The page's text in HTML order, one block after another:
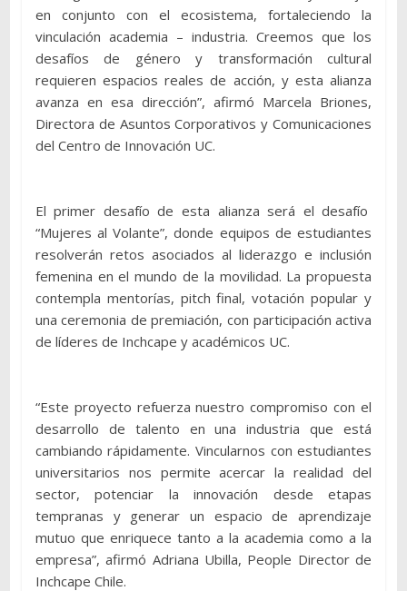
en conjunto con el ecosistema, fortaleciendo la
vinculación academia – industria. Creemos que los
desafíos de género y transformación cultural
requieren espacios reales de acción, y esta alianza
avanza en esa dirección”, afirmó Marcela Briones,
Directora de Asuntos Corporativos y Comunicaciones
del Centro de Innovación UC.
El primer desafío de esta alianza será el desafío
“Mujeres al Volante”, donde equipos de estudiantes
resolverán retos asociados al liderazgo e inclusión
femenina en el mundo de la movilidad. La propuesta
contempla mentorías, pitch final, votación popular y
una ceremonia de premiación, con participación activa
de líderes de Inchcape y académicos UC.
“Este proyecto refuerza nuestro compromiso con el
desarrollo de talento en una industria que está
cambiando rápidamente. Vincularnos con estudiantes
universitarios nos permite acercar la realidad del
sector, potenciar la innovación desde etapas
tempranas y generar un espacio de aprendizaje
mutuo que enriquece tanto a la academia como a la
empresa”, afirmó Adriana Ubilla, People Director de
Inchcape Chile.